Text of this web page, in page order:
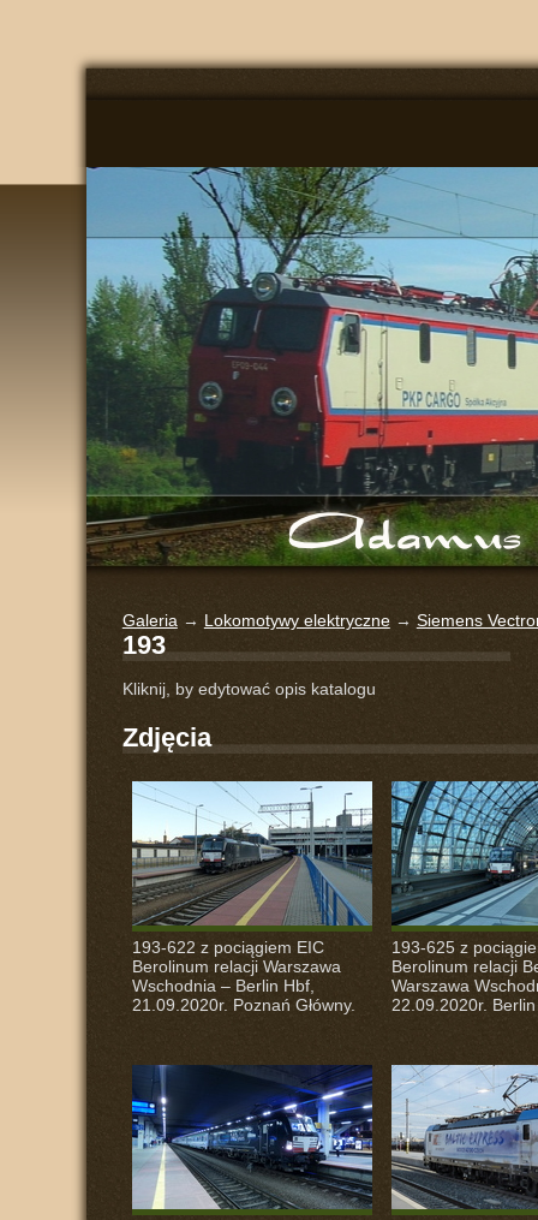
Galeria → Lokomotywy elektryczne→ Siemens
193
Kliknij, by edytować opis katalogu
Zdjęcia
193-622 z pociągiem EIC
Berolinum relacji Warszawa
Wschodnia – Berlin Hbf,
21.09.2020r. Poznań Główny.
193-625 z
Berolinum relacji
Warszawa
22.09.2020r.